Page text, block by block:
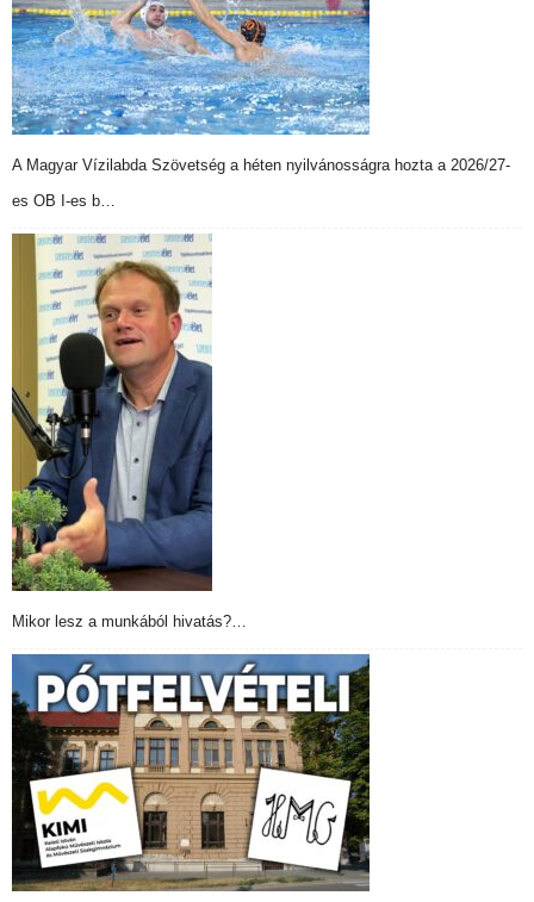
A Magyar Vízilabda Szövetség a héten nyilvánosságra hozta a 2026/27-
es OB I-es b…
Mikor lesz a munkából hivatás?…